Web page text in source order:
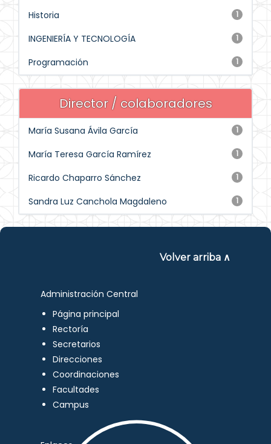
1
Historia
1
INGENIERÍA Y TECNOLOGÍA
1
Programación
Director / colaboradores
1
María Susana Ávila García
1
María Teresa García Ramírez
1
Ricardo Chaparro Sánchez
1
Sandra Luz Canchola Magdaleno
Volver arriba ∧
Administración Central
Página principal
Rectoría
Secretarios
Direcciones
Coordinaciones
Facultades
Campus